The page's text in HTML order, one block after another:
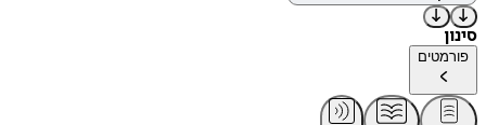
סינון
פורמטים